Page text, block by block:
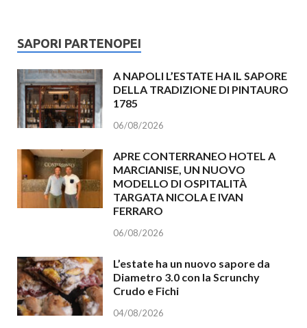
SAPORI PARTENOPEI
A NAPOLI L’ESTATE HA IL SAPORE
DELLA TRADIZIONE DI PINTAURO
1785
06/08/2026
APRE CONTERRANEO HOTEL A
MARCIANISE, UN NUOVO
MODELLO DI OSPITALITÀ
TARGATA NICOLA E IVAN
FERRARO
06/08/2026
L’estate ha un nuovo sapore da
Diametro 3.0 con la Scrunchy
Crudo e Fichi
04/08/2026